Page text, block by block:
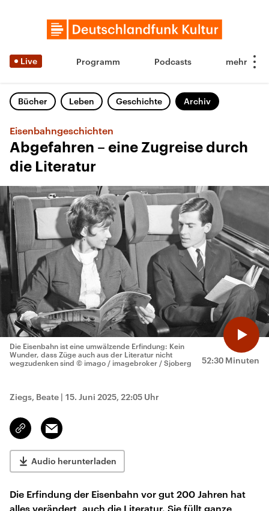
Live Programm Podcasts
Bücher Leben Geschichte Archiv
Eisenbahngeschichten
Abgefahren – eine Zugreise durch
die Literatur
52:30 Minuten
Die Eisenbahn ist eine umwälzende Erfindung: Kein
Wunder, dass Züge auch aus der Literatur nicht
wegzudenken sind © imago / imagebroker / Sjoberg
Ziegs, Beate | 15. Juni 2025, 22:05 Uhr
Link
kopieren/teilen
Email
Audio herunterladen
Die Erfindung der Eisenbahn vor gut 200 Jahren hat
alles verändert, auch die Literatur. Sie füllt ganze